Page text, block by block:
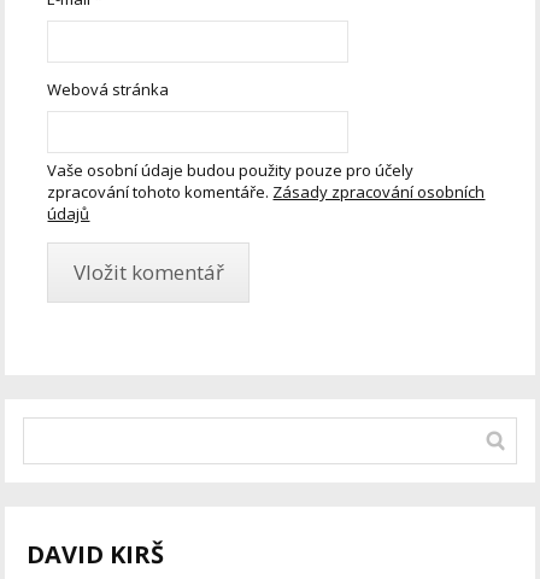
Webová stránka
Vaše osobní údaje budou použity pouze pro účely
zpracování tohoto komentáře. Zásady zpracování osobních
údajů
DAVID KIRŠ